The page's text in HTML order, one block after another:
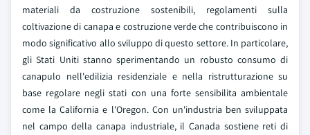
materiali da costruzione sostenibili, regolamenti sulla
coltivazione di canapa e costruzione verde che contribuiscono in
modo significativo allo sviluppo di questo settore. In particolare,
gli Stati Uniti stanno sperimentando un robusto consumo di
canapulo nell'edilizia residenziale e nella ristrutturazione su
base regolare negli stati con una forte sensibilita ambientale
come la California e l'Oregon. Con un'industria ben sviluppata
nel campo della canapa industriale, il Canada sostiene reti di